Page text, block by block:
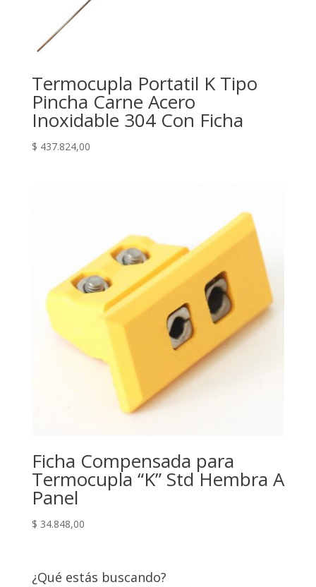
Termocupla Portatil K Tipo
Pincha Carne Acero
Inoxidable 304 Con Ficha
$ 437.824,00
Ficha Compensada para
Termocupla “K” Std Hembra A
Panel
$ 34.848,00
¿Qué estás buscando?